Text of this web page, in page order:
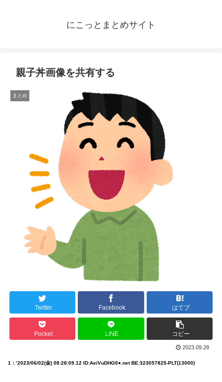
にこっとまとめサイト
親子丼画像を共有する
まとめ
Twitter Facebook はてブ
Pocket LINE コピー
2023.09.28
1： ‘2023/06/02(金) 08:28:09.12 ID:AeiVuDHG0●.net BE:323057825-PLT(13000)